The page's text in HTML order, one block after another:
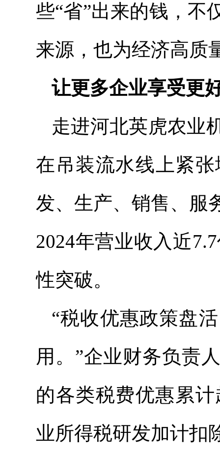
些“省”出来的钱，不
来源，也为经济高质
让更多企业享受更
走进河北英虎农业
在吊装流水线上紧
发、生产、销售、服
2024年营业收入近
性突破。
“税收优惠政策盘
用。”企业财务负责
的各类税费优惠累
业所得税研发加计扣